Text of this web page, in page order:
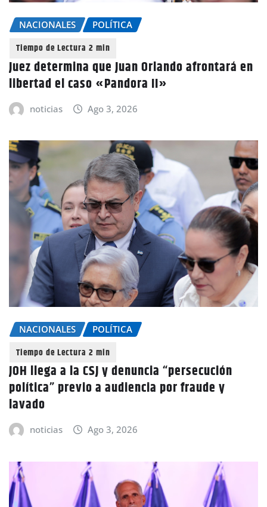
NACIONALES POLÍTICA
Juez determina que Juan Orlando afrontará en
libertad el caso «Pandora II»
noticias Ago 3, 2026
NACIONALES POLÍTICA
JOH llega a la CSJ y denuncia “persecución
política” previo a audiencia por fraude y
lavado
noticias Ago 3, 2026